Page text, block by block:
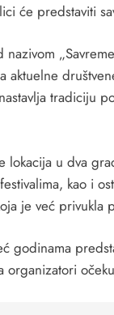
će predstaviti
aktuelne
tradiciju
lokacija u dva
kao i
je već privukla
godinama